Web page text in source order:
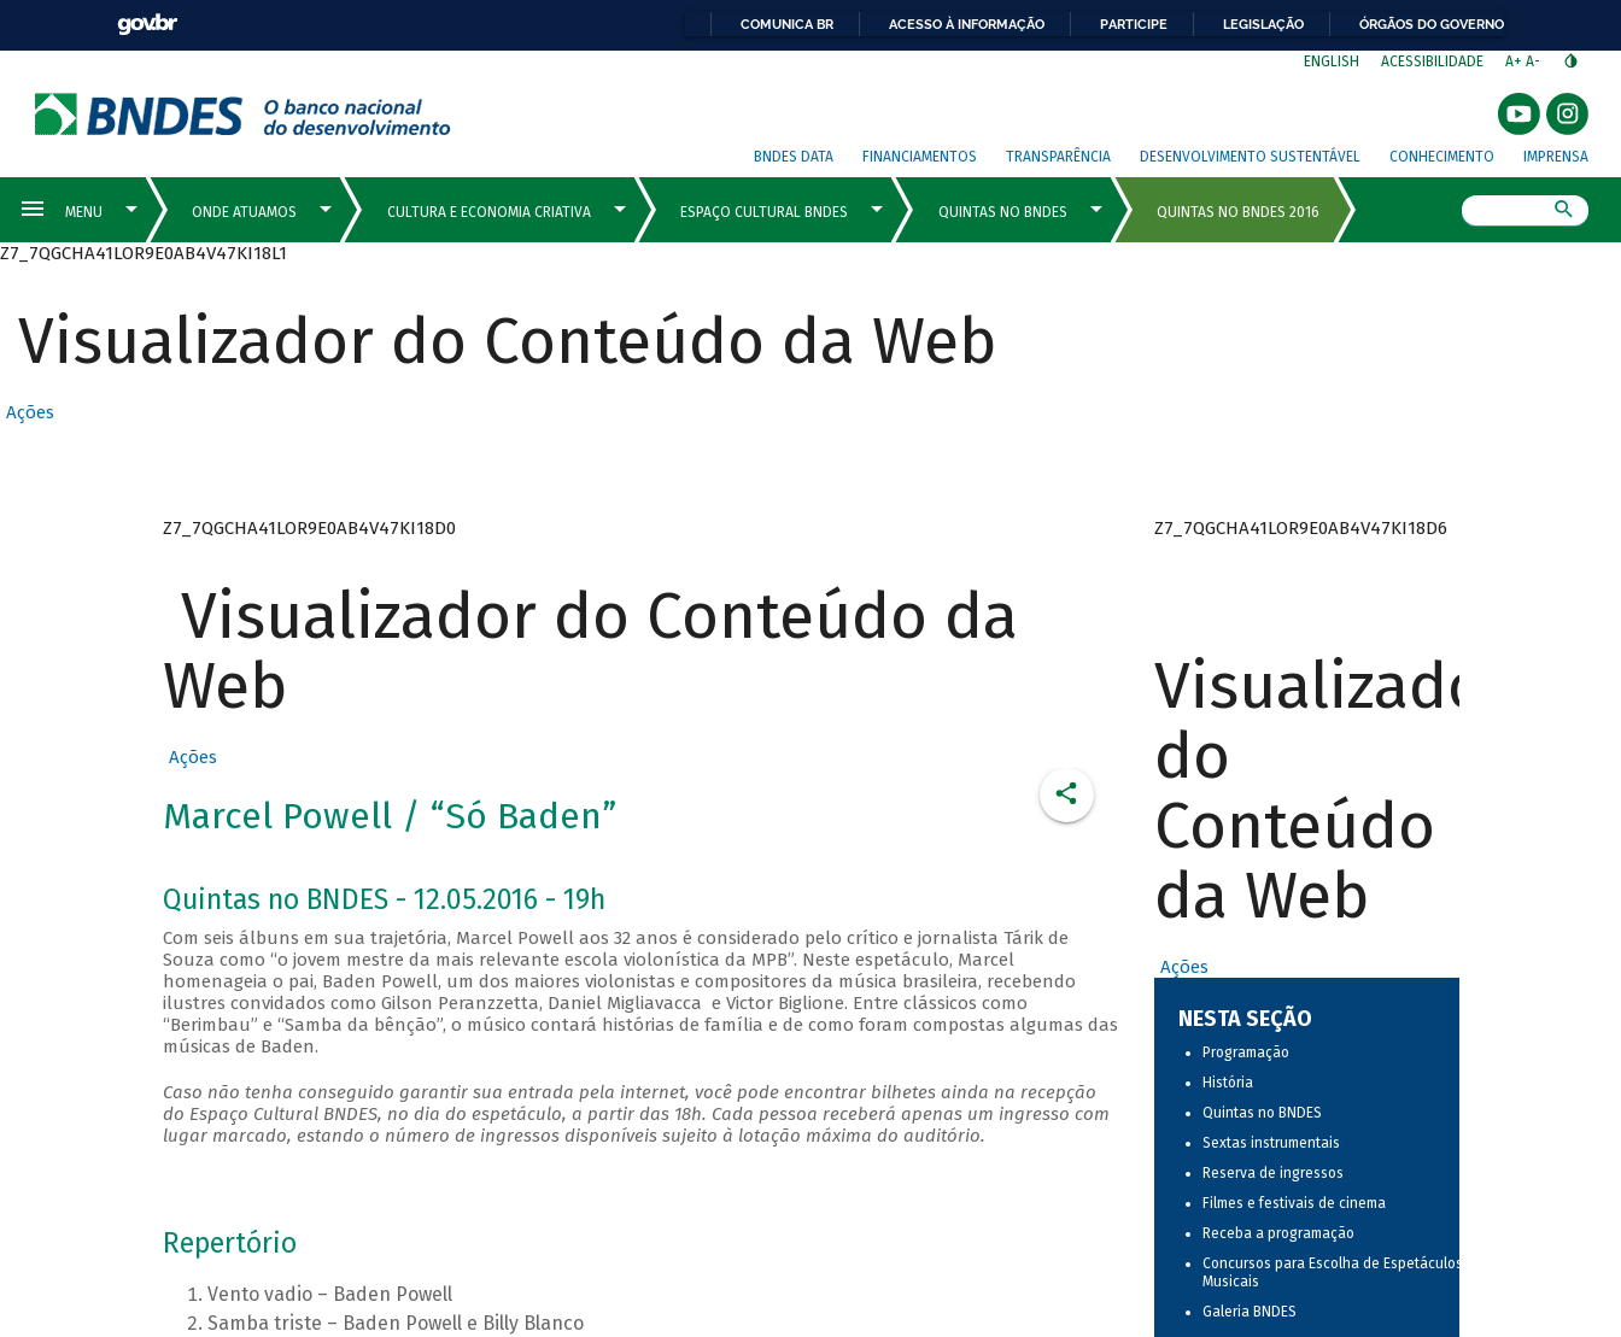
COMUNICA BR ACESSO À INFORMAÇÃO PARTICIPE LEGISLAÇÃO ÓRGÃOS DO GOVERNO
ENGLISH ACESSIBILIDADE A+ A-
BNDES DATA FINANCIAMENTOS TRANSPARÊNCIA DESENVOLVIMENTO SUSTENTÁVEL CONHECIMENTO IMPRENSA
Z7_7QGCHA41LOR9E0AB4V47KI18L1
Visualizador do Conteúdo da Web
Ações
Z7_7QGCHA41LOR9E0AB4V47KI18D0
Visualizador do Conteúdo da
Web
Ações
Marcel Powell / “Só Baden”
Quintas no BNDES - 12.05.2016 - 19h
Com seis álbuns em sua trajetória, Marcel Powell aos 32 anos é considerado pelo crítico e jornalista Tárik de
Souza como “o jovem mestre da mais relevante escola violonística da MPB”. Neste espetáculo, Marcel
homenageia o pai, Baden Powell, um dos maiores violonistas e compositores da música brasileira, recebendo
ilustres convidados como Gilson Peranzzetta, Daniel Migliavacca e Victor Biglione. Entre clássicos como
“Berimbau” e “Samba da bênção”, o músico contará histórias de família e de como foram compostas algumas das
músicas de Baden.
Caso não tenha conseguido garantir sua entrada pela internet, você pode encontrar bilhetes ainda na recepção
do Espaço Cultural BNDES, no dia do espetáculo, a partir das 18h. Cada pessoa receberá apenas um ingresso com
lugar marcado, estando o número de ingressos disponíveis sujeito à lotação máxima do auditório.
Repertório
Vento vadio – Baden Powell
Samba triste – Baden Powell e Billy Blanco
Z7_7QGCHA41LOR9E0AB4V47KI18D6
Visualizador
do
Conteúdo
da Web
Ações
NESTA SEÇÃO
Programação
História
Quintas no BNDES
Sextas instrumentais
Reserva de ingressos
Filmes e festivais de cinema
Receba a programação
Concursos para Escolha de Espetáculos
Musicais
Galeria BNDES